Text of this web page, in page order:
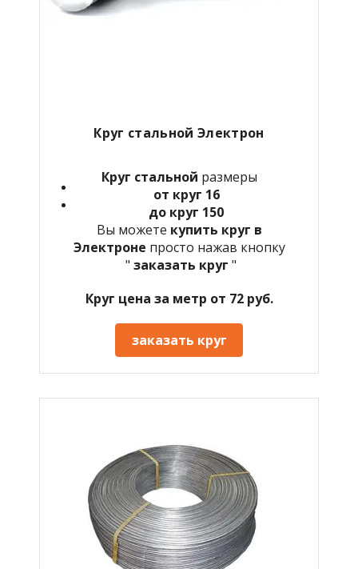
Круг стальной Электрон
Круг стальной размеры
от круг 16
до круг 150
Вы можете купить круг в
Электроне просто нажав кнопку
" заказать круг "
Круг цена за метр от 72 руб.
заказать круг